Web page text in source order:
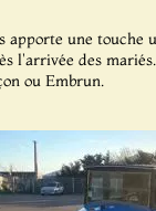
une touche
l'arrivée des mariés.
ou Embrun.